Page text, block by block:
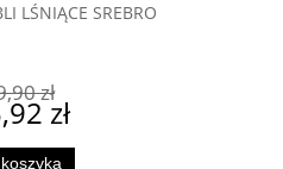
LŚNIĄCE SREBRO
zł
zł